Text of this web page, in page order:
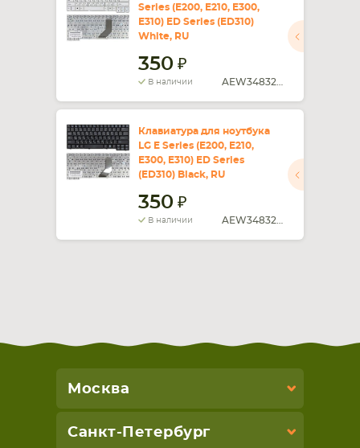
СМАРТФОНА КОМПЛЕКТУЮЩИЕ
Series (E200, E210, E300,
E310) ED Series (ED310)
White, RU
350
В наличии
Клавиатура для ноутбука
LG E Series (E200, E210,
E300, E310) ED Series
(ED310) Black, RU
350
В наличии
Москва
Санкт-Петербург